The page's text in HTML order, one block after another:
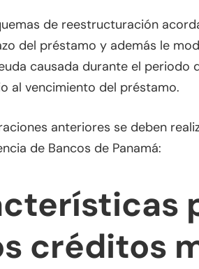
de reestructuración
del préstamo y además le
causada durante el periodo
al vencimiento del préstamo.
anteriores se deben
de Bancos de Panamá:
créditos